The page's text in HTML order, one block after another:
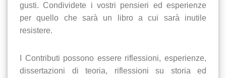
gusti. Condividete i vostri pensieri ed esperienze
per quello che sarà un libro a cui sarà inutile
resistere.
I Contributi possono essere riflessioni, esperienze,
dissertazioni di teoria, riflessioni su storia ed